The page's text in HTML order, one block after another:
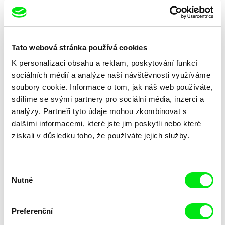
Tato webová stránka používá cookies
K personalizaci obsahu a reklam, poskytování funkcí
sociálních médií a analýze naší návštěvnosti využíváme
soubory cookie. Informace o tom, jak náš web používáte,
sdílíme se svými partnery pro sociální média, inzerci a
analýzy. Partneři tyto údaje mohou zkombinovat s
dalšími informacemi, které jste jim poskytli nebo které
získali v důsledku toho, že používáte jejich služby.
souhlasu
Nutné
Preferenční
Kommunalka Kolyma, cesta z kostí
Klimatický experiment Kiosk